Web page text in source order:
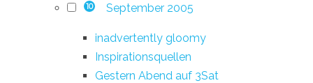
10 September 2005
inadvertently gloomy
Inspirationsquellen
Gestern Abend auf 3Sat